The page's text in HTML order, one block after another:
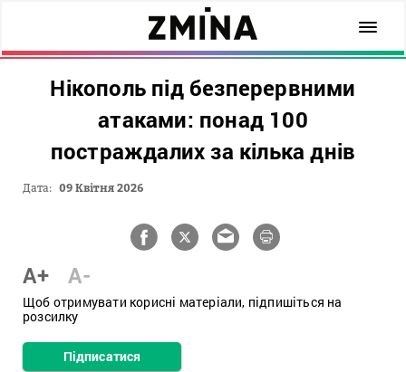
Нікополь під безперервними
атаками: понад 100
постраждалих за кілька днів
Дата: 09 Квітня 2026
A+ A-
Щоб отримувати корисні матеріали, підпишіться на
розсилку
Підписатися